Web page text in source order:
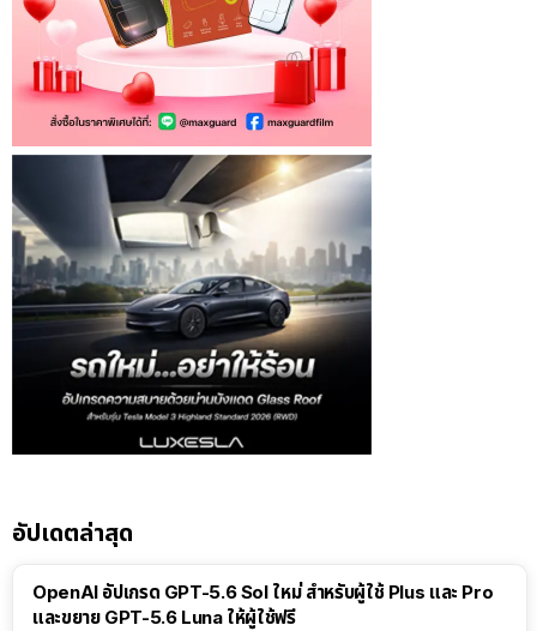
อัปเดตล่าสุด
OpenAI อัปเกรด GPT-5.6 Sol ใหม่ สำหรับผู้ใช้ Plus และ Pro
และขยาย GPT-5.6 Luna ให้ผู้ใช้ฟรี